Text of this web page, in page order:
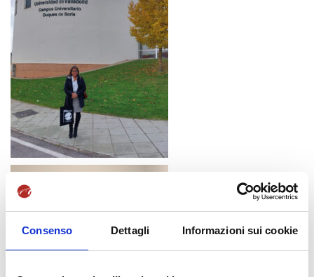
Consenso Dettagli Informazioni sui cookie